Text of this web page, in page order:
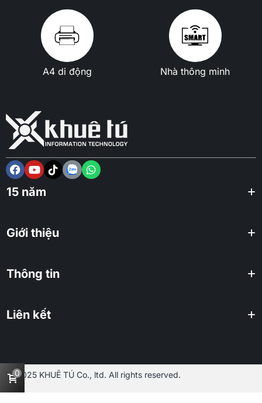
A4 di động Nhà thông minh
15 năm
Giới thiệu
Thông tin
Liên kết
2025 KHUÊ TÚ Co., ltd. All rights reserved.
0